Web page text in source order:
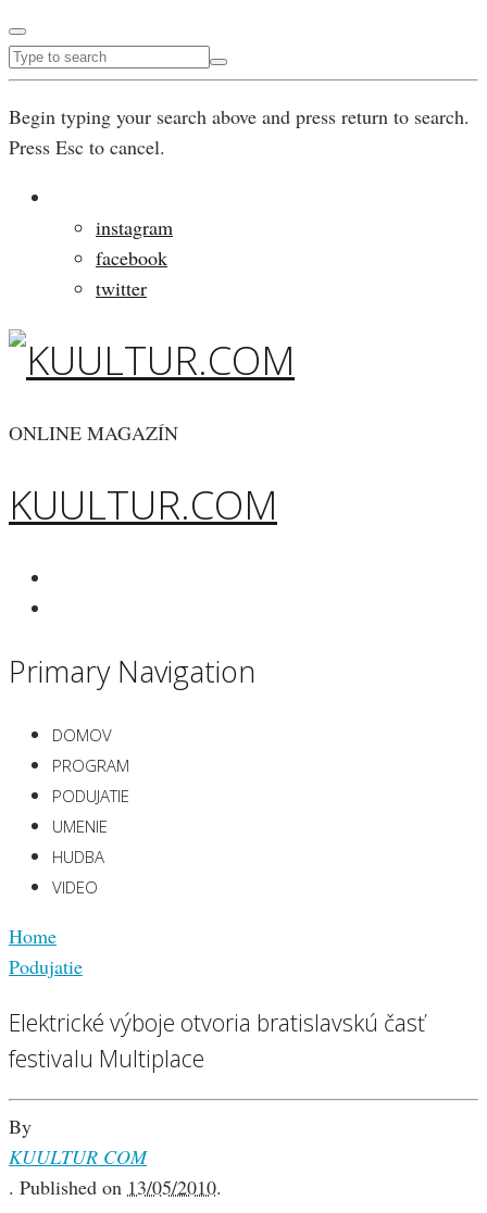
Begin typing your search above and press return to search.
Press Esc to cancel.
instagram
facebook
twitter
ONLINE MAGAZÍN
KUULTUR.COM
Primary Navigation
DOMOV
PROGRAM
PODUJATIE
UMENIE
HUDBA
VIDEO
Home
Podujatie
Elektrické výboje otvoria bratislavskú časť
festivalu Multiplace
By
KUULTUR COM
. Published on 13/05/2010.